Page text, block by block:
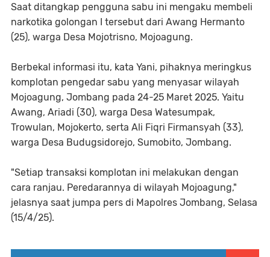
Saat ditangkap pengguna sabu ini mengaku membeli
narkotika golongan I tersebut dari Awang Hermanto
(25), warga Desa Mojotrisno, Mojoagung.
Berbekal informasi itu, kata Yani, pihaknya meringkus
komplotan pengedar sabu yang menyasar wilayah
Mojoagung, Jombang pada 24-25 Maret 2025. Yaitu
Awang, Ariadi (30), warga Desa Watesumpak,
Trowulan, Mojokerto, serta Ali Fiqri Firmansyah (33),
warga Desa Budugsidorejo, Sumobito, Jombang.
"Setiap transaksi komplotan ini melakukan dengan
cara ranjau. Peredarannya di wilayah Mojoagung,"
jelasnya saat jumpa pers di Mapolres Jombang, Selasa
(15/4/25).